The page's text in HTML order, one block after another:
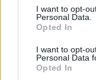
consent section.
I want to opt-
Personal Data.
Opted In
I want to opt-
Personal Data
Opted In
BELFÖLD #
KÖZBESZERZÉS
NEMZETI